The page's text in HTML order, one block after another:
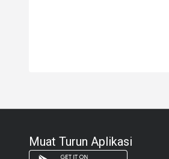
Muat Turun Aplikasi